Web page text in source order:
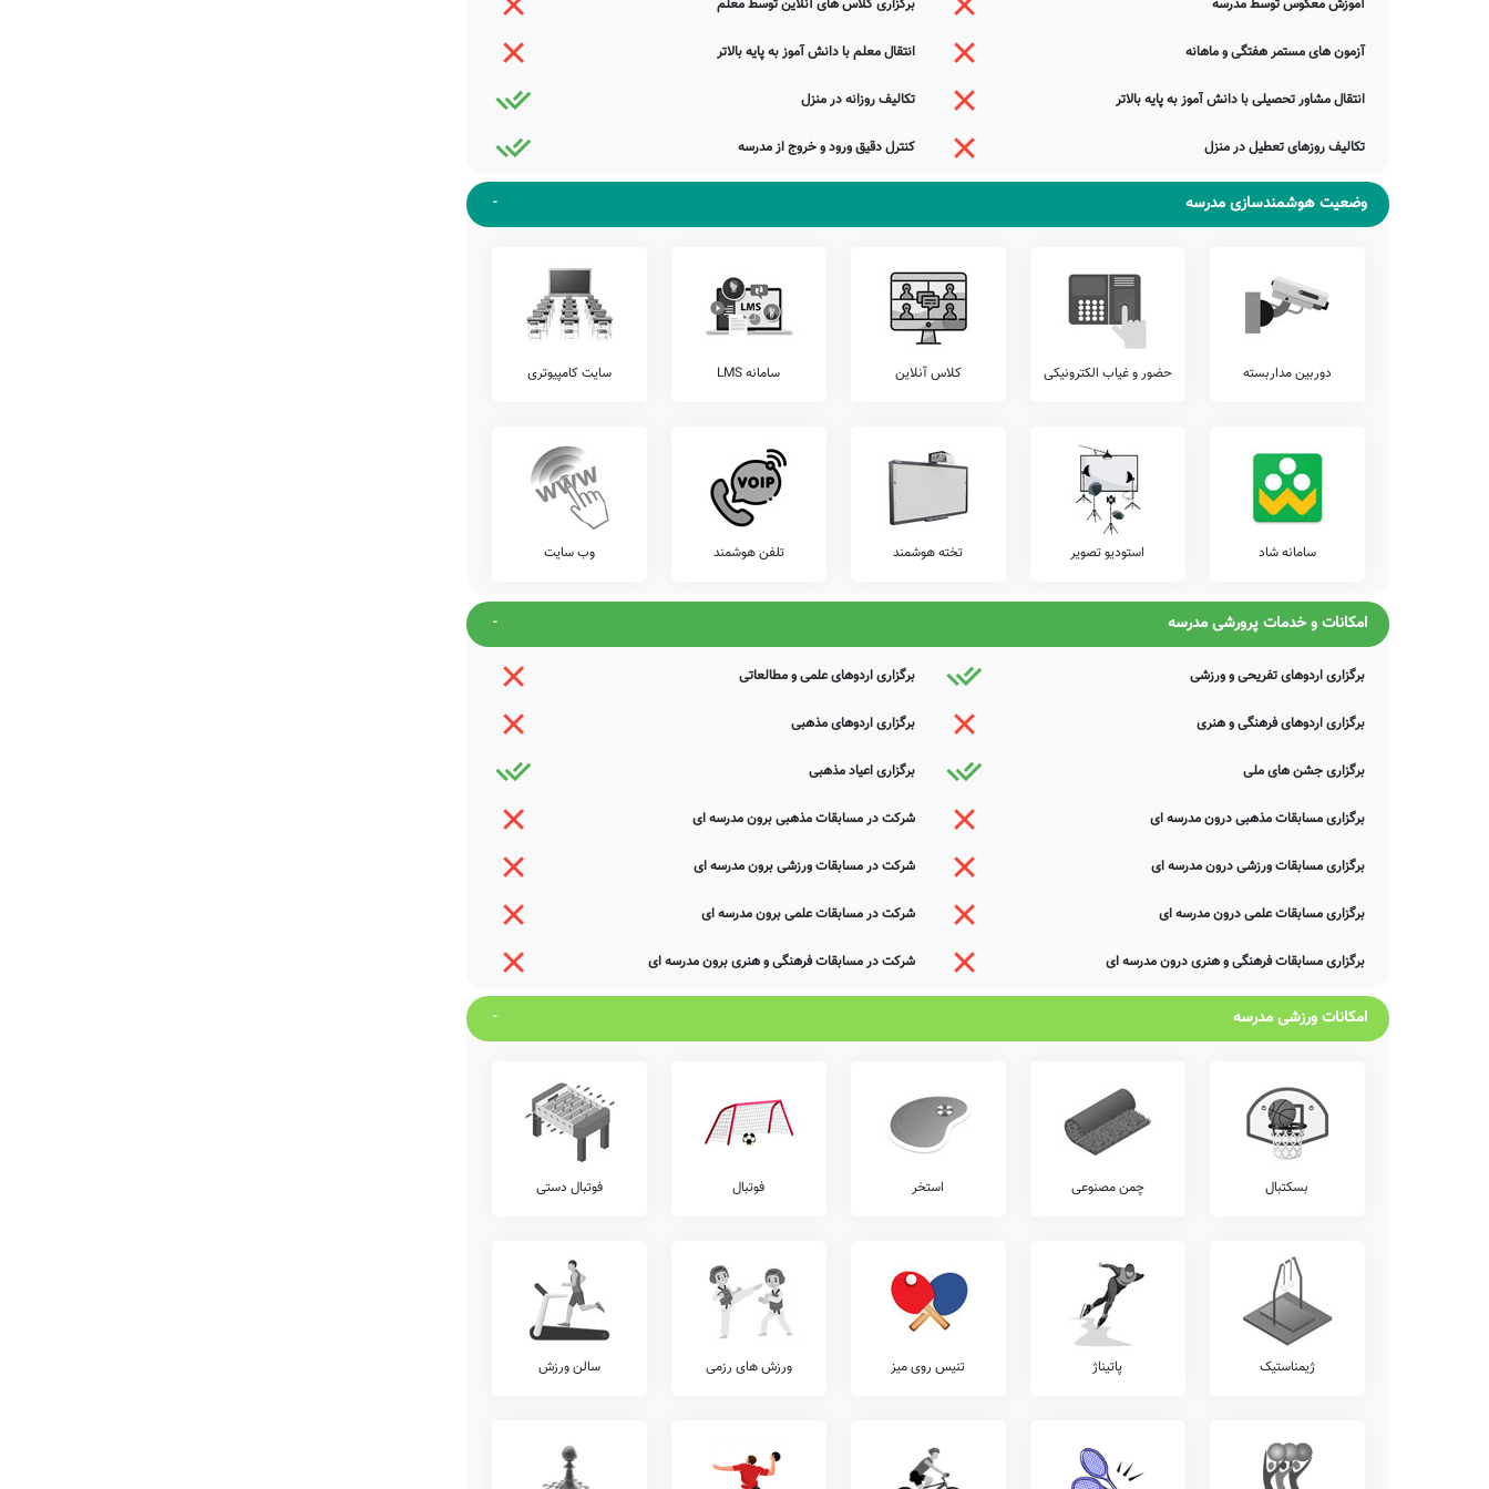
آموزشی، و... ارائه می نمایند.
در این میان خدمات متنوع دیگری نیز نظیر برگزاری اردوهای فرهنگی ورزشی رایگان، ارتباط مستمر مشاوران تحصیلی با اولیاء، امکان امانت گذاری تبلت یا موبایل قبل از
شما می توانید جهت کسب اطلاع دقیق از وجود یا عدم وجود این خدمات با مدیریت دبستان خوارزمی، ارتباط مستقیم برقرار نمایید.
آزمون هماهنگ
اطلاع دارید که برخی از مدارس، بجهت سنجش دقیقتر وضعیت دانش آموزان خود، اقدام به برگزاری آزمون های هماهنگ کشوری می نمایند.
پیشنهاد می کنیم وضعیت آزمون های برگزار شده در مدرسه خوارزمی را شامل آزمون های گاج، مرآت، خیلی سبز، کانگورو، قلمچی، و... را قبل از ثبت نام بررسی نمایید.
تلفن این مدرسه جهت کسب اطلاعات از نحوه ثبت نام و امکانات آن می باشد. مدرسه دولتی خوارزمی، آمادگی پذیرش دانش آموزان کلیه مناطق فلاورجان بویژه
جمع بندی و خاتمه
معرفی این مدرسه را با چند بیت از حافظ شیرازی به پایان می بریم:
یا وفا یا خبر وصل تو یا مرگ رقیب
بود آیا که فلک زین دو سه کاری بکند
حافظا گر نروی از در او هم روزی
ضمناً یادآور می شود اطلاعات مندرج در این صفحه توسط موتورهای جستجوی هوشمند سامانه های آنلاین گردآوری شده است. به همین جهت ممکن است در برخی از
موارد، دچار خطا بوده و یا نیازمند بروزرسانی باشند. چنانچه شما از عوامل این مدرسه هستید و یا اطلاعات دقیقتری در این خصوص دارید عمیقاً خواهشمندیم ما را جهت
اصلاح و تکمیل این اطلاعات یاری نمایید. سامانه مدرسانه ، مشتاقانه پذیرای دیدگاه ها و نقطه نظرات تکمیل کننده شما می باشد.
آموزش معکوس توسط مدرسه برگزاری کلاس های آنلاین توسط معلم
آزمون های مستمر هفتگی و ماهانه انتقال معلم با دانش آموز به پایه بالاتر
انتقال مشاور تحصیلی با دانش آموز به پایه بالاتر تکالیف روزانه در منزل
تکالیف روزهای تعطیل در منزل کنترل دقیق ورود و خروج از مدرسه
وضعیت هوشمندسازی مدرسه
دوربین مداربسته حضور و غیاب الکترونیکی کلاس آنلاین سامانه LMS سایت کامپیوتری
سامانه شاد استودیو تصویر تخته هوشمند تلفن هوشمند وب سایت
امکانات و خدمات پرورشی مدرسه
برگزاری اردوهای تفریحی و ورزشی برگزاری اردوهای علمی و مطالعاتی
برگزاری اردوهای فرهنگی و هنری برگزاری اردوهای مذهبی
برگزاری جشن های ملی برگزاری اعیاد مذهبی
برگزاری مسابقات مذهبی درون مدرسه ای شرکت در مسابقات مذهبی برون مدرسه ای
برگزاری مسابقات ورزشی درون مدرسه ای شرکت در مسابقات ورزشی برون مدرسه ای
برگزاری مسابقات علمی درون مدرسه ای شرکت در مسابقات علمی برون مدرسه ای
برگزاری مسابقات فرهنگی و هنری درون مدرسه ای شرکت در مسابقات فرهنگی و هنری برون مدرسه ای
امکانات ورزشی مدرسه
بسکتبال چمن مصنوعی استخر فوتبال فوتبال دستی
ژیمناستیک پاتیناژ تنیس روی میز ورزش های رزمی سالن ورزش